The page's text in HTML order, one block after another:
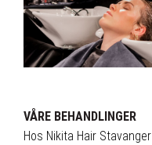
VÅRE BEHANDLINGER
Hos Nikita Hair